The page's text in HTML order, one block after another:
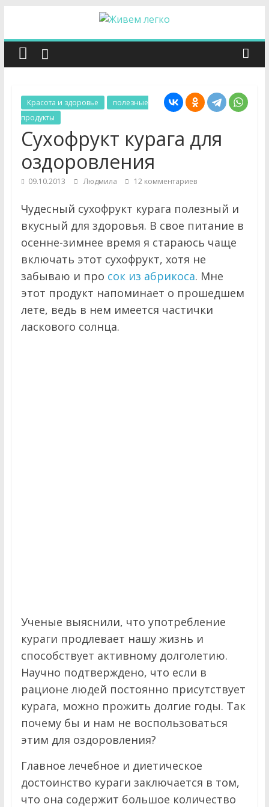
содержимому
Ж
и
в
е
м
л
е
г
к
о
Красота и здоровье
полезные
продукты
Сухофрукт курага для
оздоровления
09.10.2013 Людмила 12 комментариев
Чудесный сухофрукт курага полезный и
вкусный для здоровья. В свое питание в
осенне-зимнее время я стараюсь чаще
включать этот сухофрукт, хотя не
забываю и про сок из абрикоса. Мне
этот продукт напоминает о прошедшем
лете, ведь в нем имеется частички
ласкового солнца.
Ученые выяснили, что употребление
кураги продлевает нашу жизнь и
способствует активному долголетию.
Научно подтверждено, что если в
рационе людей постоянно присутствует
курага, можно прожить долгие годы. Так
почему бы и нам не воспользоваться
этим для оздоровления?
Главное лечебное и диетическое
достоинство кураги заключается в том,
что она содержит большое количество